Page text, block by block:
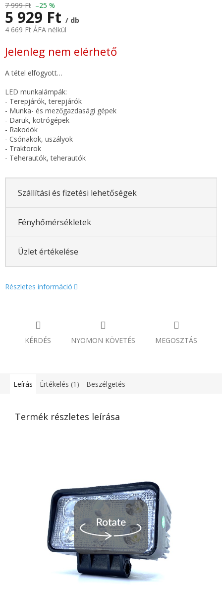
7 999 Ft –25 %
5 929 Ft / db
4 669 Ft ÁFA nélkül
Jelenleg nem elérhető
A tétel elfogyott…
LED munkalámpák:
- Terepjárók, terepjárók
- Munka- és mezőgazdasági gépek
- Daruk, kotrógépek
- Rakodók
- Csónakok, uszályok
- Traktorok
- Teherautók, teherautók
Szállítási és fizetési lehetőségek
Fényhőmérsékletek
Üzlet értékelése
Részletes információ
KÉRDÉS NYOMON KÖVETÉS MEGOSZTÁS
Leírás Értékelés (1) Beszélgetés
Termék részletes leírása